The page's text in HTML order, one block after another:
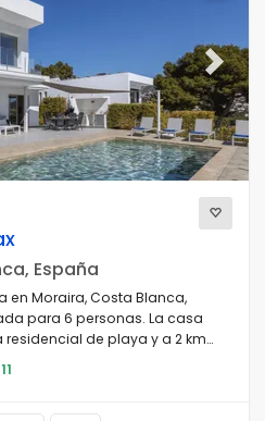
Next
España
en Moraira, Costa Blanca,
para 6 personas. La casa
de playa y a 2 km